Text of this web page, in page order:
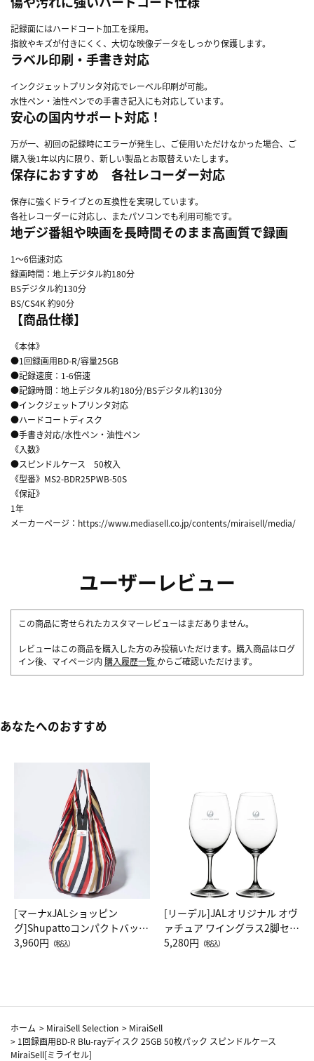
記録面にはハードコート加工を採用。
指紋やキズが付きにくく、大切な映像データをしっかり保護します。
ラベル印刷・手書き対応
インクジェットプリンタ対応でレーベル印刷が可能。
水性ペン・油性ペンでの手書き記入にも対応しています。
安心の国内サポート対応！
万が一、初回の記録時にエラーが発生し、ご使用いただけなかった場合、ご
購入後1年以内に限り、新しい製品とお取替えいたします。
保存におすすめ 各社レコーダー対応
保存に強くドライブとの互換性を実現しています。
各社レコーダーに対応し、またパソコンでも利用可能です。
地デジ番組や映画を長時間そのまま高画質で録画
1～6倍速対応
録画時間：地上デジタル約180分
BSデジタル約130分
BS/CS4K 約90分
【商品仕様】
《本体》
●1回録画用BD-R/容量25GB
●記録速度：1-6倍速
●記録時間：地上デジタル約180分/BSデジタル約130分
●インクジェットプリンタ対応
●ハードコートディスク
●手書き対応/水性ペン・油性ペン
《入数》
●スピンドルケース 50枚入
《型番》MS2-BDR25PWB-50S
《保証》
1年
メーカーページ： https://www.mediasell.co.jp/contents/miraisell/media/
ユーザーレビュー
この商品に寄せられたカスタマーレビューはまだありません。
レビューはこの商品を購入した方のみ投稿いただけます。購入商品はログ
イン後、マイページ内 購入履歴一覧 からご確認いただけます。
あなたへのおすすめ
[マーナxJALショッピン
グ]Shupattoコンパクトバッグ
Drop JAL客室乗務員（LC）ス
3,960円 （税込）
[リーデル]JALオリジナル オヴ
ァチュア ワイングラス2脚セッ
ト（レッドワイン）
5,280円 （税込）
ホーム > MiraiSell Selection > MiraiSell
> 1回録画用BD-R Blu-rayディスク 25GB 50枚パック スピンドルケース
MiraiSell[ミライセル]